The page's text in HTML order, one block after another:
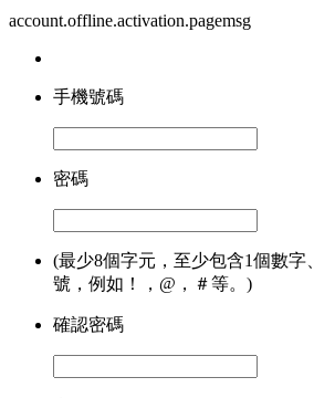
account.offline.activation.pagemsg
手機號碼
密碼
(最少8個字元，至少包含1個數字
號，例如！，@，＃等。)
確認密碼